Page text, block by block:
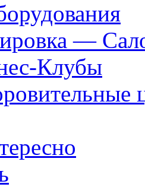
—
Клубы